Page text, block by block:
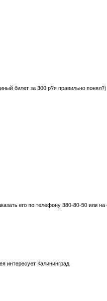
билет за 300 р?я правильно понял?)
его по телефону 380-80-50 или на
интересует Калининград.